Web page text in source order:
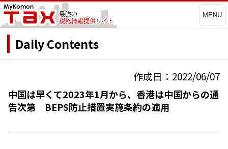
MENU
Daily Contents
作成日：2022/06/07
中国は早くて2023年1月から、香港は中国からの通
告次第 BEPS防止措置実施条約の適用